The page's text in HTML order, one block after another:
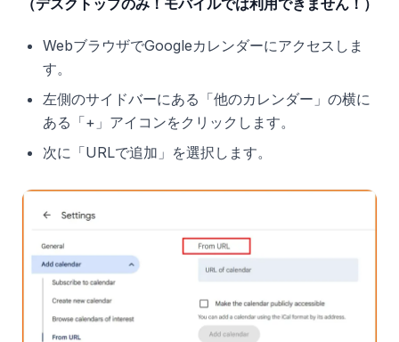
WebブラウザでGoogleカレンダーにアクセスしま
す。
左側のサイドバーにある「他のカレンダー」の横に
ある「+」アイコンをクリックします。
次に「URLで追加」を選択します。